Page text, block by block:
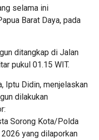
selama ini
Barat Daya, pada
ditangkap di Jalan
pukul 01.15 WIT.
Iptu Didin, menjelaskan
dilakukan
Sorong Kota/Polda
yang dilaporkan